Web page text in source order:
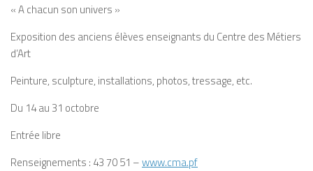
« A chacun son univers »
Exposition des anciens élèves enseignants du Centre des Métiers
d’Art
Peinture, sculpture, installations, photos, tressage, etc.
Du 14 au 31 octobre
Entrée libre
Renseignements : 43 70 51 –www.cma.pf